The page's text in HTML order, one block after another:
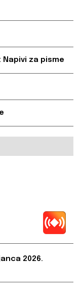
Napivi za pisme
2026.